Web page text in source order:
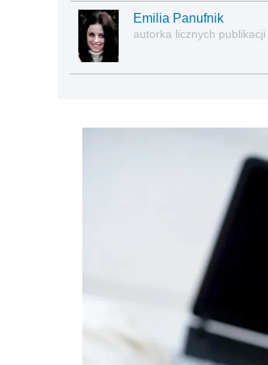
Emilia Panufnik
autorka licznych